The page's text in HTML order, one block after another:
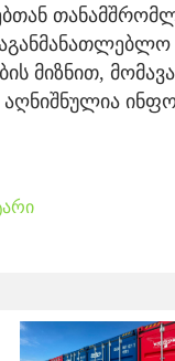
მიზნით,
აღნიშნულია